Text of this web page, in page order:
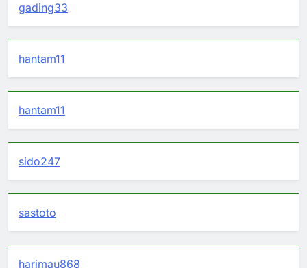
gading33
hantam11
hantam11
sido247
sastoto
harimau868